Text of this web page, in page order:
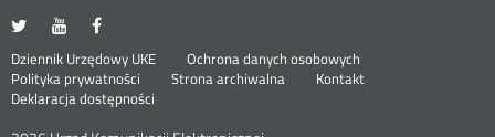
UKE
portalu
Twitter
Otwórz
nowym
oknie
UKE
portalu
Youtube
Otwórz
nowym
oknie
portalu
Facebook
nowym
oknie
Stopka
menu
Dziennik Urzędowy UKE Otwórz
Ochrona danych osobowych
Polityka prywatności
Otwórz
w
Strona archiwalna
Kontakt
Deklaracja dostępności